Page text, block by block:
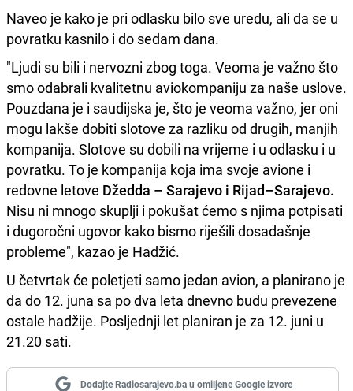
Naveo je kako je pri odlasku bilo sve uredu, ali da se u
povratku kasnilo i do sedam dana.
"Ljudi su bili i nervozni zbog toga. Veoma je važno što
smo odabrali kvalitetnu aviokompaniju za naše uslove.
Pouzdana je i saudijska je, što je veoma važno, jer oni
mogu lakše dobiti slotove za razliku od drugih, manjih
kompanija. Slotove su dobili na vrijeme i u odlasku i u
povratku. To je kompanija koja ima svoje avione i
redovne letove Džedda – Sarajevo i Rijad–Sarajevo.
Nisu ni mnogo skuplji i pokušat ćemo s njima potpisati
i dugoročni ugovor kako bismo riješili dosadašnje
probleme", kazao je Hadžić.
U četvrtak će poletjeti samo jedan avion, a planirano je
da do 12. juna sa po dva leta dnevno budu prevezene
ostale hadžije. Posljednji let planiran je za 12. juni u
21.20 sati.
Dodajte Radiosarajevo.ba u omiljene Google izvore